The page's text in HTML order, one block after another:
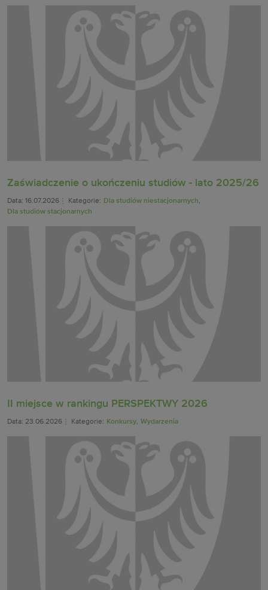
Zaświadczenie o ukończeniu studiów - lato 2025/26
Data: 16.07.2026 Kategorie: Dla studiów niestacjonarnych,
Dla studiów stacjonarnych
II miejsce w rankingu PERSPEKTWY 2026
Data: 23.06.2026 Kategorie: Konkursy, Wydarzenia